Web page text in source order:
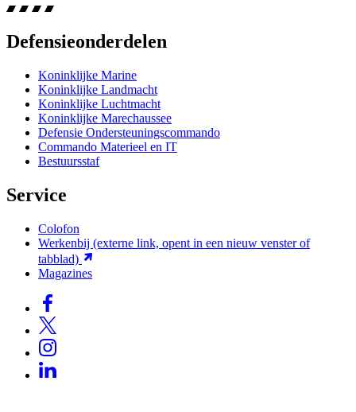
Defensieonderdelen
Koninklijke Marine
Koninklijke Landmacht
Koninklijke Luchtmacht
Koninklijke Marechaussee
Defensie Ondersteuningscommando
Commando Materieel en IT
Bestuursstaf
Service
Colofon
Werkenbij (externe link, opent in een nieuw venster of
tabblad)
Magazines